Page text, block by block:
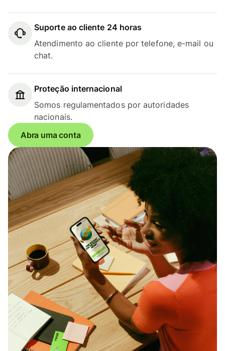
Suporte ao cliente 24 horas
Atendimento ao cliente por telefone, e-mail ou
chat.
Proteção internacional
Somos regulamentados por autoridades
nacionais.
Abra uma conta